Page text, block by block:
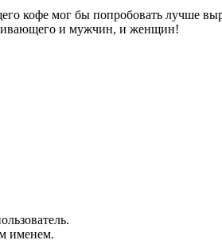
кофе мог бы попробовать лучше
и мужчин, и женщин!
именем.